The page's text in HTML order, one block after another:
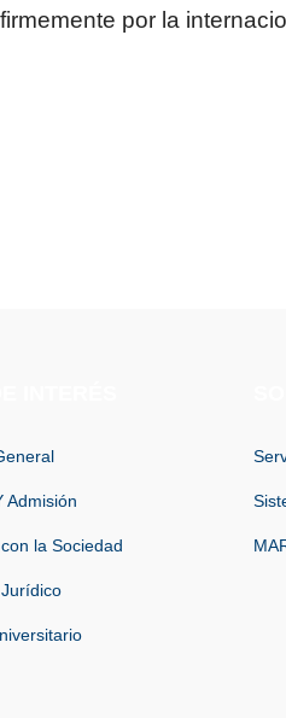
por la
CONVERSATORIO UN CAFÉ POR
Admisión
la Sociedad